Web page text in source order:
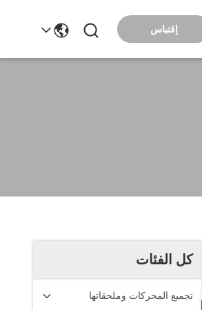
إقتباس
كل الفئات
تجميع المحركات وملحقاتها